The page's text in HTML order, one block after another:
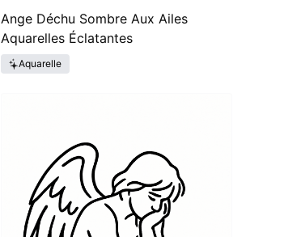
Ange Déchu Sombre Aux Ailes
Aquarelles Éclatantes
Aquarelle